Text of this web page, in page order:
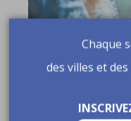
lance son premier
Chaque
des villes et